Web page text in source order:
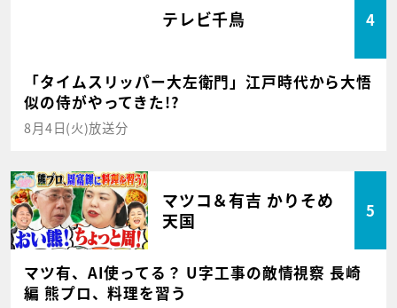
テレビ千鳥 4
「タイムスリッパー大左衛門」江戸時代から大悟
似の侍がやってきた!?
8月4日(火)放送分
マツコ＆有吉 かりそめ
天国
5
マツ有、AI使ってる？ U字工事の敵情視察 長崎
編 熊プロ、料理を習う